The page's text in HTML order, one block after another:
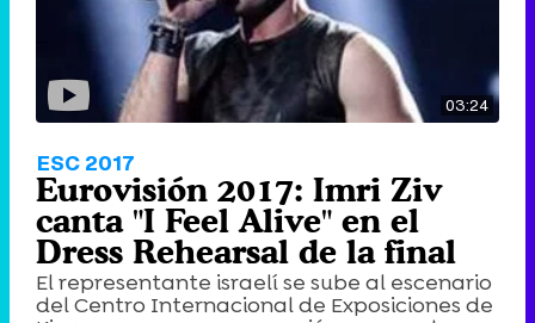
03:24
ESC 2017
Eurovisión 2017: Imri Ziv
canta "I Feel Alive" en el
Dress Rehearsal de la final
El representante israelí se sube al escenario
del Centro Internacional de Exposiciones de